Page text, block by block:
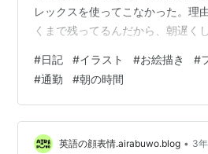
レックスを使ってこなかった。理
くまで残ってるんだから、朝遅く
夜は寒気を感じてしまい、これは
て急遽30分後ろ倒しでの勤務開始
分がすごい。 電車は空いてる。
ーターも空いてる。 何と言っても
る。寒気はもう感じられなかった
#日記 #イラスト #お絵描き #
#通勤 #朝の時間
英語の顔表情.airabuwo.blog • 3